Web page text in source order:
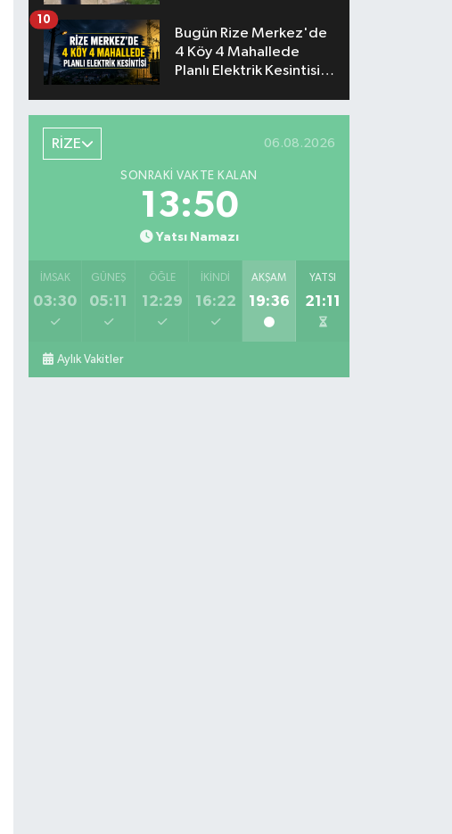
Bugün Rize Merkez'de
4 Köy 4 Mahallede
Planlı Elektrik Kesintisi
10
RİZE 06.08.2026
SONRAKI VAKTE KALAN
13:49
Yatsı Namazı
İMSAK
03:30
GÜNEŞ
05:11
ÖĞLE
12:29
İKINDI
16:22
AKŞAM
19:36
YATSI
21:11
Aylık Vakitler